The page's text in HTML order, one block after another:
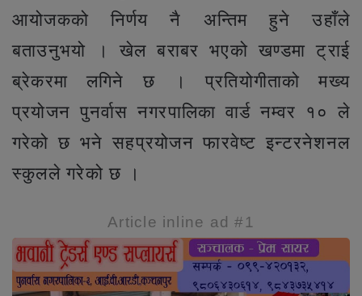
आयोजकको निर्णय नै अन्तिम हुने उहाँले
बताउनुभयो । खेल बराबर भएको खण्डमा ट्राई
ब्रेकरमा लगिने छ । प्रतियोगीताको मख्य
प्रयोजन पुनर्वास नगरपालिका वार्ड नम्वर १० ले
गरेको छ भने सहप्रयोजन फारवेष्ट इन्टरनेशनल
स्कुलले गरेको छ ।
Article inline ad #1